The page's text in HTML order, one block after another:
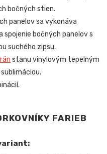
bočných stien.
panelov sa vykonáva
bočných panelov s
suchého zipsu.
stanu vinylovým tepelným
FARIEB